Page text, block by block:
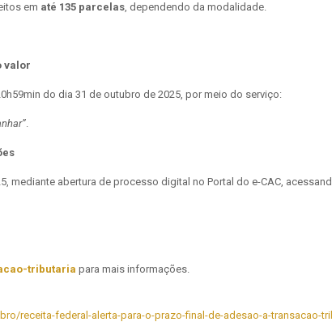
em até 135 parcelas, dependendo da modalidade.
valor
do dia 31 de outubro de 2025, por meio do serviço:
.
mediante abertura de processo digital no Portal do e-CAC,
tributaria para mais informações.
receita-federal-alerta-para-o-prazo-final-de-adesao-a-transacao-